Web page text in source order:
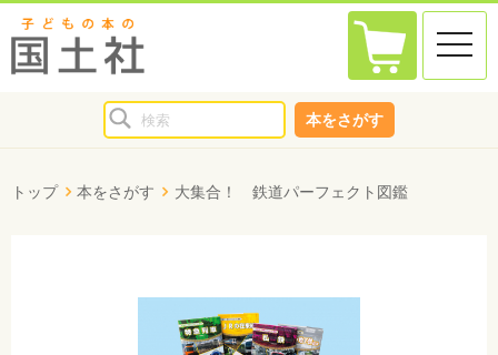
toggle
本をさがす
トップ 本をさがす 大集合！ 鉄道パーフェクト図鑑